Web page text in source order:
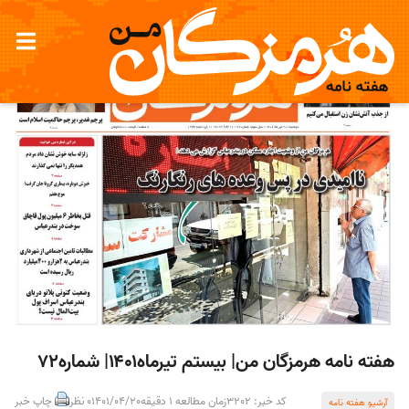
هفته نامه هرمزگان من| بیستم تیرماه۱۴۰۱| شماره۷۲
آرشیو هفته نامه کد خبر: 3202 زمان مطالعه 1 دقیقه 1401/04/200 نظر چاپ خبر